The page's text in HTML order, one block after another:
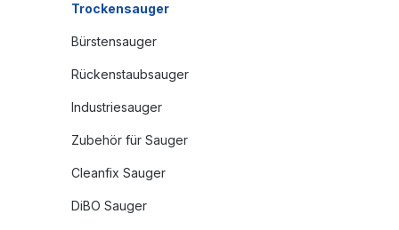
Trockensauger
Bürstensauger
Rückenstaubsauger
Industriesauger
Zubehör für Sauger
Cleanfix Sauger
DiBO Sauger